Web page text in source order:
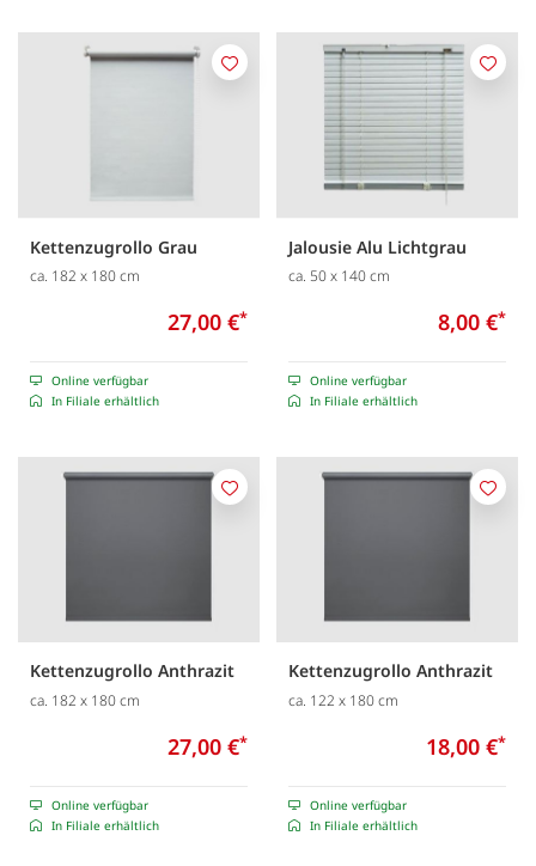
Kettenzugrollo Grau
ca. 182 x 180 cm
27,00 €*
Online verfügbar
In Filiale erhältlich
Merken
Jalousie Alu Lichtgrau
ca. 50 x 140 cm
8,00 €*
Online verfügbar
In Filiale erhältlich
Kettenzugrollo Anthrazit
ca. 182 x 180 cm
27,00 €*
Online verfügbar
In Filiale erhältlich
Merken
Kettenzugrollo Anthrazit
ca. 122 x 180 cm
18,00 €*
Online verfügbar
In Filiale erhältlich